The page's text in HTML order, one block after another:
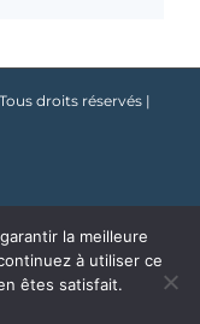
droits réservés |
la meilleure
à utiliser ce
êtes satisfait.